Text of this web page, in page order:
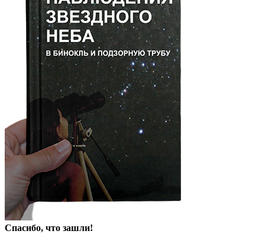
Спасибо, что зашли!